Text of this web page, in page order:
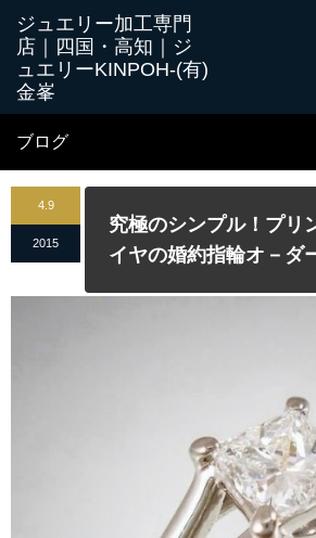
ブログ
4.9
2015
究極のシンプル！プリ
イヤの婚約指輪オ－ダ